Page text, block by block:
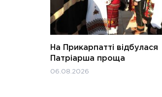
На Прикарпатті відбулася
Патріарша проща
06.08.2026